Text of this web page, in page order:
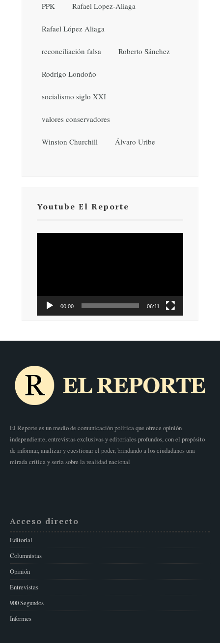
PPK Rafael Lopez-Aliaga
Rafael López Aliaga
reconciliación falsa Roberto Sánchez
Rodrigo Londoño
socialismo siglo XXI
valores conservadores
Winston Churchill Álvaro Uribe
Youtube El Reporte
00:00 06:11
El Reporte es un medio de comunicación política que ofrece opinión
independiente, entrevistas exclusivas y editoriales profundos, con el propósito
de informar, analizar y cuestionar el poder, brindando a los ciudadanos una
mirada crítica y seria sobre la realidad nacional
Acceso directo
Editorial
Columnistas
Opinión
Entrevistas
900 Segundos
Informes